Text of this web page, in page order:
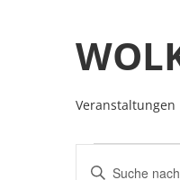
Veranstaltungen
Bitte
Schlüsselwort